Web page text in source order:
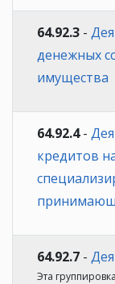
64.92.3 -
денежных
имущества
64.92.4-
кредитов
64.92.7 -
Эта